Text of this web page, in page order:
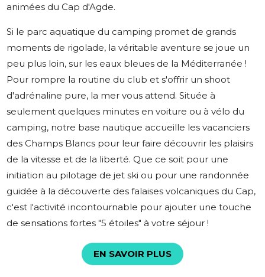
animées du Cap d'Agde.
Si le parc aquatique du camping promet de grands
moments de rigolade, la véritable aventure se joue un
peu plus loin, sur les eaux bleues de la Méditerranée !
Pour rompre la routine du club et s'offrir un shoot
d'adrénaline pure, la mer vous attend. Située à
seulement quelques minutes en voiture ou à vélo du
camping, notre base nautique accueille les vacanciers
des Champs Blancs pour leur faire découvrir les plaisirs
de la vitesse et de la liberté. Que ce soit pour une
initiation au pilotage de jet ski ou pour une randonnée
guidée à la découverte des falaises volcaniques du Cap,
c'est l'activité incontournable pour ajouter une touche
de sensations fortes "5 étoiles" à votre séjour !
EN SAVOIR PLUS